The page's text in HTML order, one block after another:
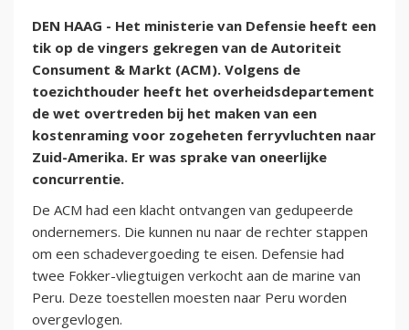
DEN HAAG - Het ministerie van Defensie heeft een
tik op de vingers gekregen van de Autoriteit
Consument & Markt (ACM). Volgens de
toezichthouder heeft het overheidsdepartement
de wet overtreden bij het maken van een
kostenraming voor zogeheten ferryvluchten naar
Zuid-Amerika. Er was sprake van oneerlijke
concurrentie.
De ACM had een klacht ontvangen van gedupeerde
ondernemers. Die kunnen nu naar de rechter stappen
om een schadevergoeding te eisen. Defensie had
twee Fokker-vliegtuigen verkocht aan de marine van
Peru. Deze toestellen moesten naar Peru worden
overgevlogen.